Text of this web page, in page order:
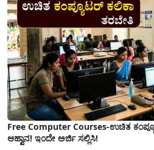
Free Computer Courses-ಉಚಿತ
ಆಹ್ವಾನ! ಇಂದೇ ಅರ್ಜಿ ಸಲ್ಲಿಸಿ!